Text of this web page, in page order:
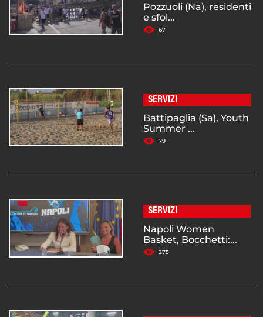
Pozzuoli (Na), residenti
e sfol...
67
SERVIZI
Battipaglia (Sa), Youth
Summer ...
79
SERVIZI
Napoli Women
Basket, Bocchetti:...
275